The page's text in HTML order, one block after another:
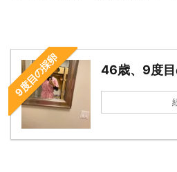
9度目の採卵 46歳、9度